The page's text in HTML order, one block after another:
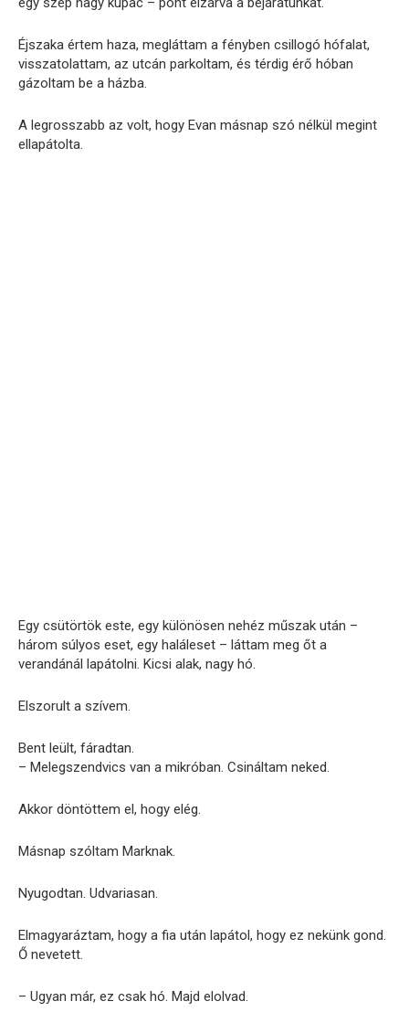
Éjszaka értem haza, megláttam a fényben csillogó hófalat,
visszatolattam, az utcán parkoltam, és térdig érő hóban
gázoltam be a házba.
A legrosszabb az volt, hogy Evan másnap szó nélkül megint
ellapátolta.
Egy csütörtök este, egy különösen nehéz műszak után –
három súlyos eset, egy haláleset – láttam meg őt a
verandánál lapátolni. Kicsi alak, nagy hó.
Elszorult a szívem.
Bent leült, fáradtan.
– Melegszendvics van a mikróban. Csináltam neked.
Akkor döntöttem el, hogy elég.
Másnap szóltam Marknak.
Nyugodtan. Udvariasan.
Elmagyaráztam, hogy a fia után lapátol, hogy ez nekünk gond.
Ő nevetett.
– Ugyan már, ez csak hó. Majd elolvad.